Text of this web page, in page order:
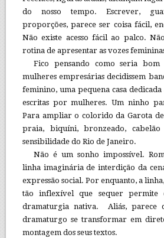
do nosso tempo. Escrever,
proporções, parece ser coisa fácil,
Não existe acesso fácil ao palco.
rotina de apresentar as vozes
Fico pensando como seria
mulheres empresárias decidissem
feminino, uma pequena casa dedicada
escritas por mulheres. Um ninho
Para ampliar o colorido da Garota
praia, biquíni, bronzeado,
sensibilidade do Rio de Janeiro.
Não é um sonho impossível.
linha imaginária de interdição da
expressão social. Por enquanto, a
tão inflexível que sequer permite
dramaturgia nativa. Aliás, parece
dramaturgo se transformar em
montagem dos seus textos.